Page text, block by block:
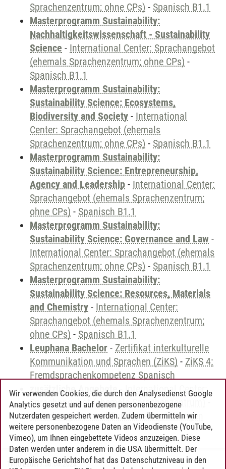
Sprachenzentrum; ohne CPs) - Spanisch B1.1
Masterprogramm Sustainability:
Nachhaltigkeitswissenschaft - Sustainability
Science - International Center: Sprachangebot
(ehemals Sprachenzentrum; ohne CPs) -
Spanisch B1.1
Masterprogramm Sustainability:
Sustainability Science: Ecosystems,
Biodiversity and Society - International
Center: Sprachangebot (ehemals
Sprachenzentrum; ohne CPs) - Spanisch B1.1
Masterprogramm Sustainability:
Sustainability Science: Entrepreneurship,
Agency and Leadership - International Center:
Sprachangebot (ehemals Sprachenzentrum;
ohne CPs) - Spanisch B1.1
Masterprogramm Sustainability:
Sustainability Science: Governance and Law -
International Center: Sprachangebot (ehemals
Sprachenzentrum; ohne CPs) - Spanisch B1.1
Masterprogramm Sustainability:
Sustainability Science: Resources, Materials
and Chemistry - International Center:
Sprachangebot (ehemals Sprachenzentrum;
ohne CPs) - Spanisch B1.1
Leuphana Bachelor - Zertifikat interkulturelle
Kommunikation und Sprachen (ZiKS) - ZiKS 4:
Fremdsprachenkompetenz Spanisch
zusätzliche Angebote- International Center:
Sprachangebot (ehemals Sprachenzentrum)
Sprachangebot und Sonderveranstaltungen
Timo Leder/30.06.2024
Wir verwenden Cookies, die durch den Analysedienst Google
Analytics gesetzt und auf denen personenbezogene
Nutzerdaten gespeichert werden. Zudem übermitteln wir
weitere personenbezogene Daten an Videodienste (YouTube,
Vimeo), um Ihnen eingebettete Videos anzuzeigen. Diese
Daten werden unter anderem in die USA übermittelt. Der
Europäische Gerichtshof hat das Datenschutzniveau in den